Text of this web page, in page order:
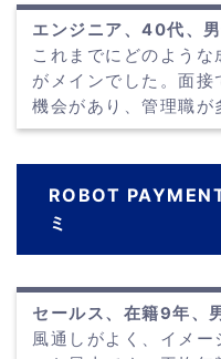
エンジニア、40代、
これまでにどのよう
がメインでした。面
機会があり、管理職が
ROBOT
ミ
セールス、在籍9年、
風通しがよく、イメ